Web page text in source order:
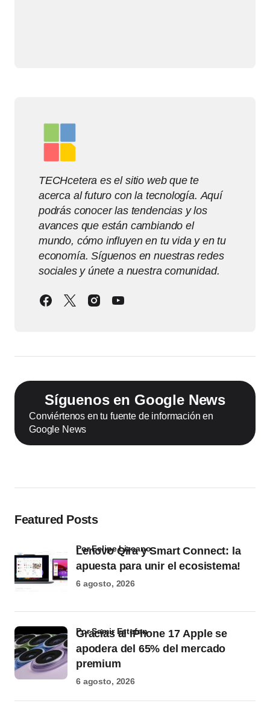
TECHcetera es el sitio web que te
acerca al futuro con la tecnología. Aquí
podrás conocer las tendencias y los
avances que están cambiando el
mundo, cómo influyen en tu vida y en tu
economía. Síguenos en nuestras redes
sociales y únete a nuestra comunidad.
Síguenos en Google News
Conviértenos en tu fuente de información en
Google News
Featured Posts
Lenovo Qira y Smart Connect: la
apuesta para unir el ecosistema!
por Felipe Lizcano
6 agosto, 2026
Gracias al iPhone 17 Apple se
apodera del 65% del mercado
premium
por Samir Estefan
6 agosto, 2026